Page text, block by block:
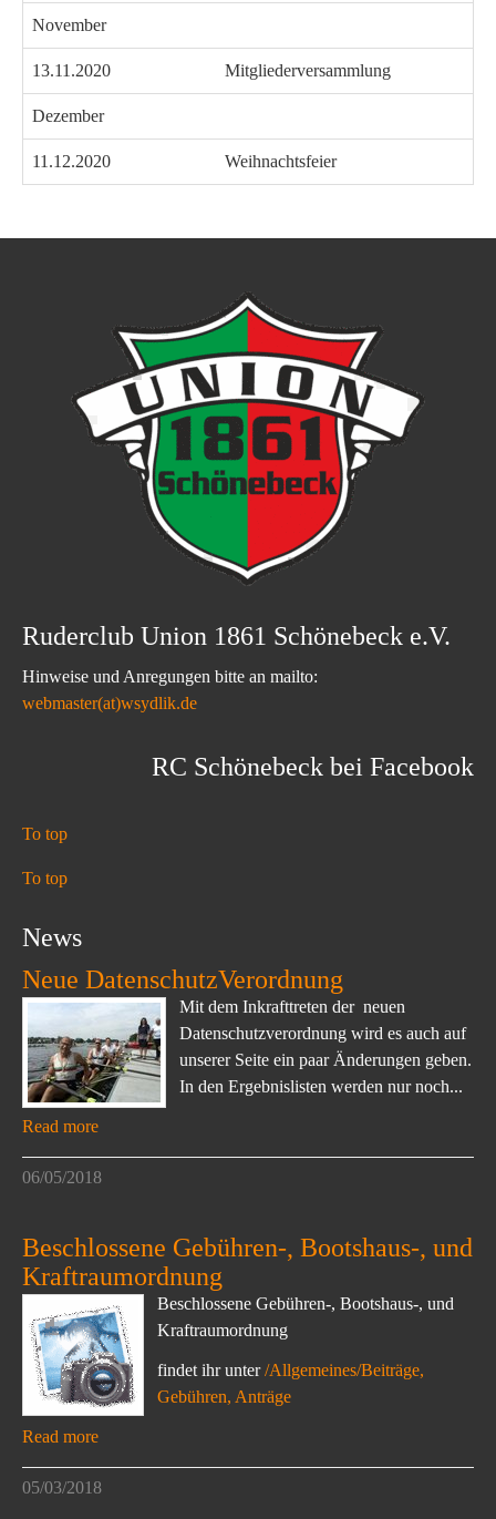
November
13.11.2020 Mitgliederversammlung
Dezember
11.12.2020 Weihnachtsfeier
Ruderclub Union 1861 Schönebeck e.V.
Hinweise und Anregungen bitte an mailto:
webmaster(at)wsydlik.de
RC Schönebeck bei Facebook
To top
To top
News
Neue DatenschutzVerordnung
Mit dem Inkrafttreten der neuen
Datenschutzverordnung wird es auch auf
unserer Seite ein paar Änderungen geben.
In den Ergebnislisten werden nur noch...
Read more
06/05/2018
Beschlossene Gebühren-, Bootshaus-, und
Kraftraumordnung
Beschlossene Gebühren-, Bootshaus-, und
Kraftraumordnung
findet ihr unter/Allgemeines/Beiträge,
Gebühren, Anträge
Read more
05/03/2018